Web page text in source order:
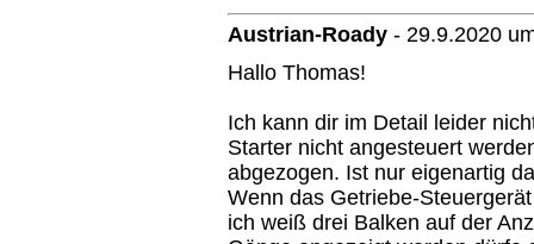
Austrian-Roady - 29.9.2020
Hallo Thomas!
Ich kann dir im Detail leider
Starter nicht angesteuert
abgezogen. Ist nur eigenartig
Wenn das Getriebe-
ich weiß drei Balken auf der